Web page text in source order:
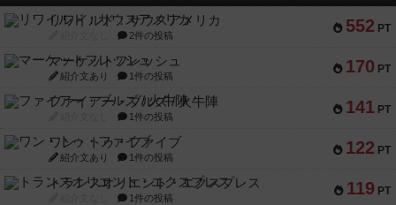
552 PT
リワイルド：サウスアメリカ
2件の投稿
170 PT
マーケットフレッシュ
紹介文あり 1件の投稿
141 PT
ファイアー・ブルズ / 火牛陣
1件の投稿
122 PT
ワン・トゥ・ファイブ
紹介文あり 1件の投稿
119 PT
トランスオリエント・エクスプレス
1件の投稿